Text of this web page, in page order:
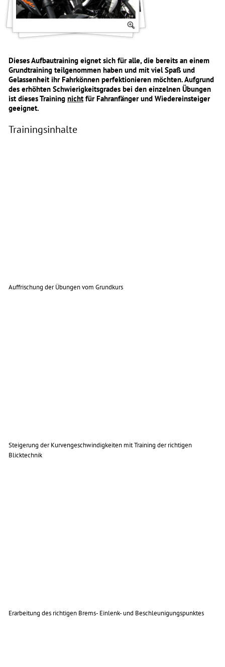
Dieses Aufbautraining eignet sich für alle, die bereits an einem
Grundtraining teilgenommen haben und mit viel Spaß und
Gelassenheit ihr Fahrkönnen perfektionieren möchten. Aufgrund
des erhöhten Schwierigkeitsgrades bei den einzelnen Übungen
ist dieses Training nicht für Fahranfänger und Wiedereinsteiger
geeignet.
Trainingsinhalte
Auffrischung der Übungen vom Grundkurs
Steigerung der Kurvengeschwindigkeiten mit Training der richtigen
Blicktechnik
Erarbeitung des richtigen Brems- Einlenk- und Beschleunigungspunktes